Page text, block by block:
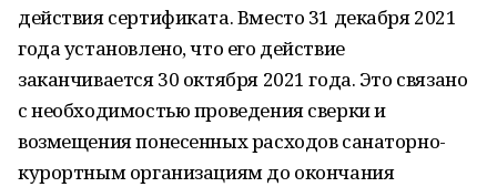
действия сертификата. Вместо 31 декабря 2021
года установлено, что его действие
заканчивается 30 октября 2021 года. Это связано
с необходимостью проведения сверки и
возмещения понесенных расходов санаторно-
курортным организациям до окончания